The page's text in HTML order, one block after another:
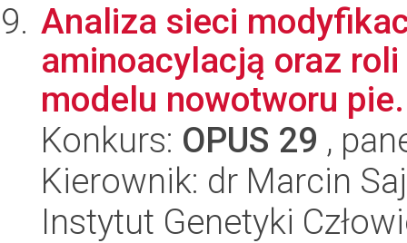
Analiza sieci
aminoacylacją oraz
modelu nowotworu
Konkurs: OPUS 29 ,
Kierownik: dr Marcin
Instytut Genetyki